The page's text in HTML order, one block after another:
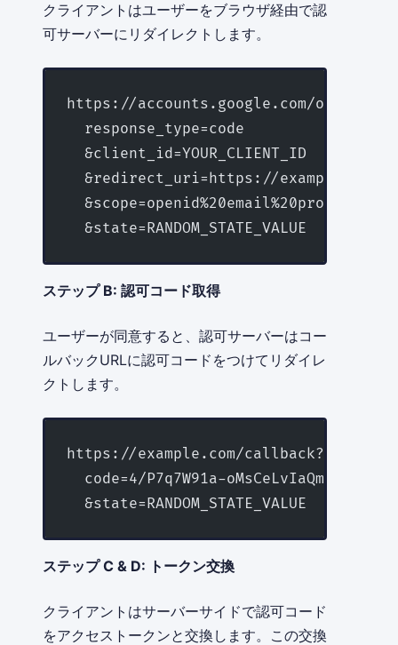
クライアントはユーザーをブラウザ経由で認
可サーバーにリダイレクトします。
https://accounts.google.com/o/oauth2/
response_type=code          // 認証コ
&client_id=YOUR_CLIENT_ID   // クラ
&redirect_uri=https://example.com/
&scope=openid%20email%20profile  //
&state=RANDOM_STATE_VALUE   // CSRF
ステップ B: 認可コード取得
ユーザーが同意すると、認可サーバーはコー
ルバックURLに認可コードをつけてリダイレ
クトします。
https://example.com/callback?
code=4/P7q7W91a-oMsCeLvIaQm6bTrgtp7
  &state=RANDOM_STATE_VALUE
ステップ C & D: トークン交換
クライアントはサーバーサイドで認可コード
をアクセストークンと交換します。この交換